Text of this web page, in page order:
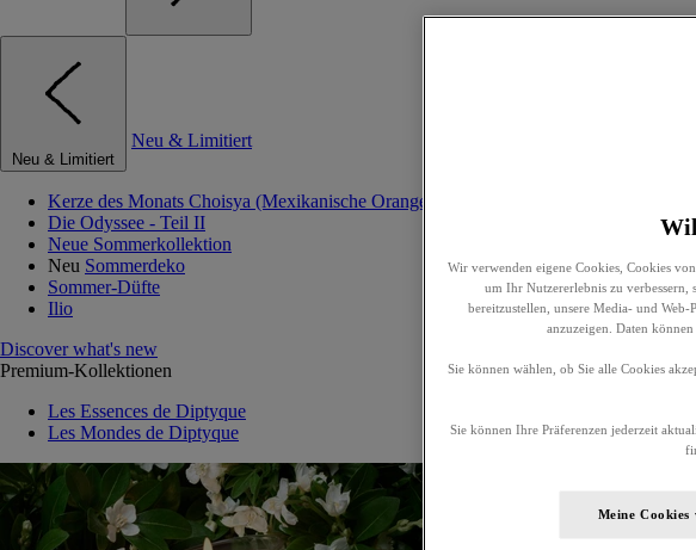
Neu & Limitiert
Neu & Limitiert
Kerze des Monats Choisya (Mexikanische Orangenblume)
Die Odyssee - Teil II
Neue Sommerkollektion
Neu Sommerdeko
Sommer-Düfte
Ilio
Discover what's new
Premium-Kollektionen
Les Essences de Diptyque
Les Mondes de Diptyque
Wir verwenden eigene Cookies, Cookies
um Ihr Nutzererlebnis zu verbessern,
bereitzustellen, unsere Media- und
anzuzeigen. Daten
Sie können wählen, ob Sie alle Cookies
Sie können Ihre Präferenzen jederzeit
Meine Cookies